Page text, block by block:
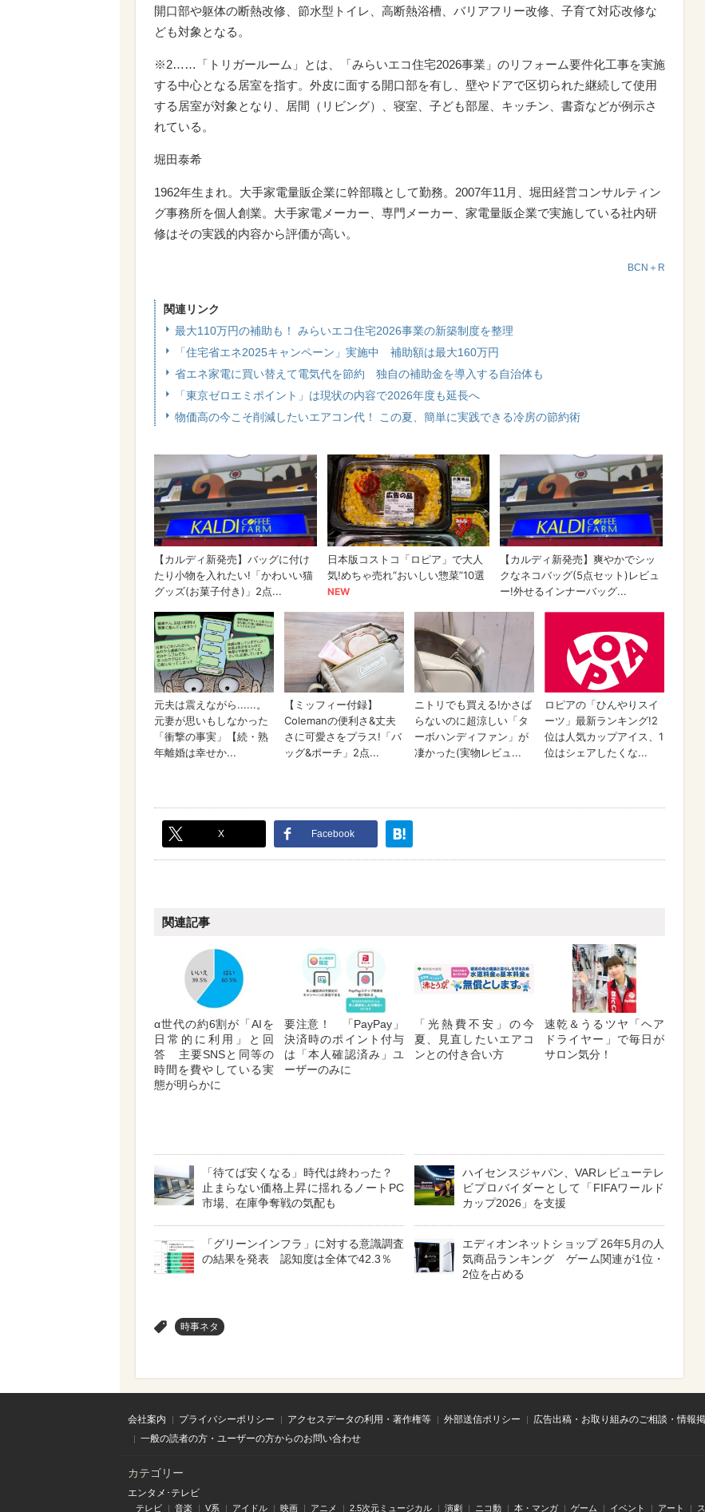
開口部や躯体の断熱改修、節水型トイレ、高断熱浴槽、バリアフリー改修、子育て対応改修な
ども対象となる。
※2……「トリガールーム」とは、「みらいエコ住宅2026事業」のリフォーム要件化工事を実施
する中心となる居室を指す。外皮に面する開口部を有し、壁やドアで区切られた継続して使用
する居室が対象となり、居間（リビング）、寝室、子ども部屋、キッチン、書斎などが例示さ
れている。
堀田泰希
1962年生まれ。大手家電量販企業に幹部職として勤務。2007年11月、堀田経営コンサルティン
グ事務所を個人創業。大手家電メーカー、専門メーカー、家電量販企業で実施している社内研
修はその実践的内容から評価が高い。
BCN＋R
関連リンク
最大110万円の補助も！ みらいエコ住宅2026事業の新築制度を整理
「住宅省エネ2025キャンペーン」実施中 補助額は最大160万円
省エネ家電に買い替えて電気代を節約 独自の補助金を導入する自治体も
「東京ゼロエミポイント」は現状の内容で2026年度も延長へ
物価高の今こそ削減したいエアコン代！ この夏、簡単に実践できる冷房の節約術
X Facebook
関連記事
α世代の約6割が「AIを
日常的に利用」と回
答 主要SNSと同等の
時間を費やしている実
態が明らかに
要注意！ 「PayPay」
決済時のポイント付与
は「本人確認済み」ユ
ーザーのみに
「光熱費不安」の今
夏、見直したいエアコ
ンとの付き合い方
速乾＆うるツヤ「ヘア
ドライヤー」で毎日が
サロン気分！
「待てば安くなる」時代は終わった？
止まらない価格上昇に揺れるノートPC
市場、在庫争奪戦の気配も
ハイセンスジャパン、VARレビューテレ
ビプロバイダーとして「FIFAワールド
カップ2026」を支援
「グリーンインフラ」に対する意識調査
の結果を発表 認知度は全体で42.3％
エディオンネットショップ 26年5月の人
気商品ランキング ゲーム関連が1位・
2位を占める
時事ネタ
会社案内 プライバシーポリシー アクセスデータの利用・著作権等 外部送信ポリシー
広告出稿・お取り組みのご相談・情報
一般の読者の方・ユーザーの方からのお問い合わせ
カテゴリー
エンタメ･テレビ
テレビ 音楽 V系 アイドル 映画 アニメ 2.5次元ミュージカル 演劇 ニコ動 本・マンガ ゲーム イベント アート